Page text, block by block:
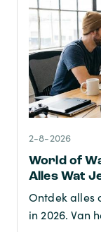
2-8-2026
World of
Alles Wat
Ontdek alles
in 2026. Van